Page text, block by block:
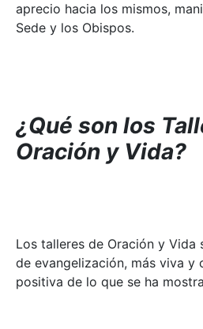
aprecio hacia los mismos,
Sede y los Obispos.
¿Qué son los
Oración y Vida?
Los talleres de Oración y Vida
de evangelización, más viva y
positiva de lo que se ha